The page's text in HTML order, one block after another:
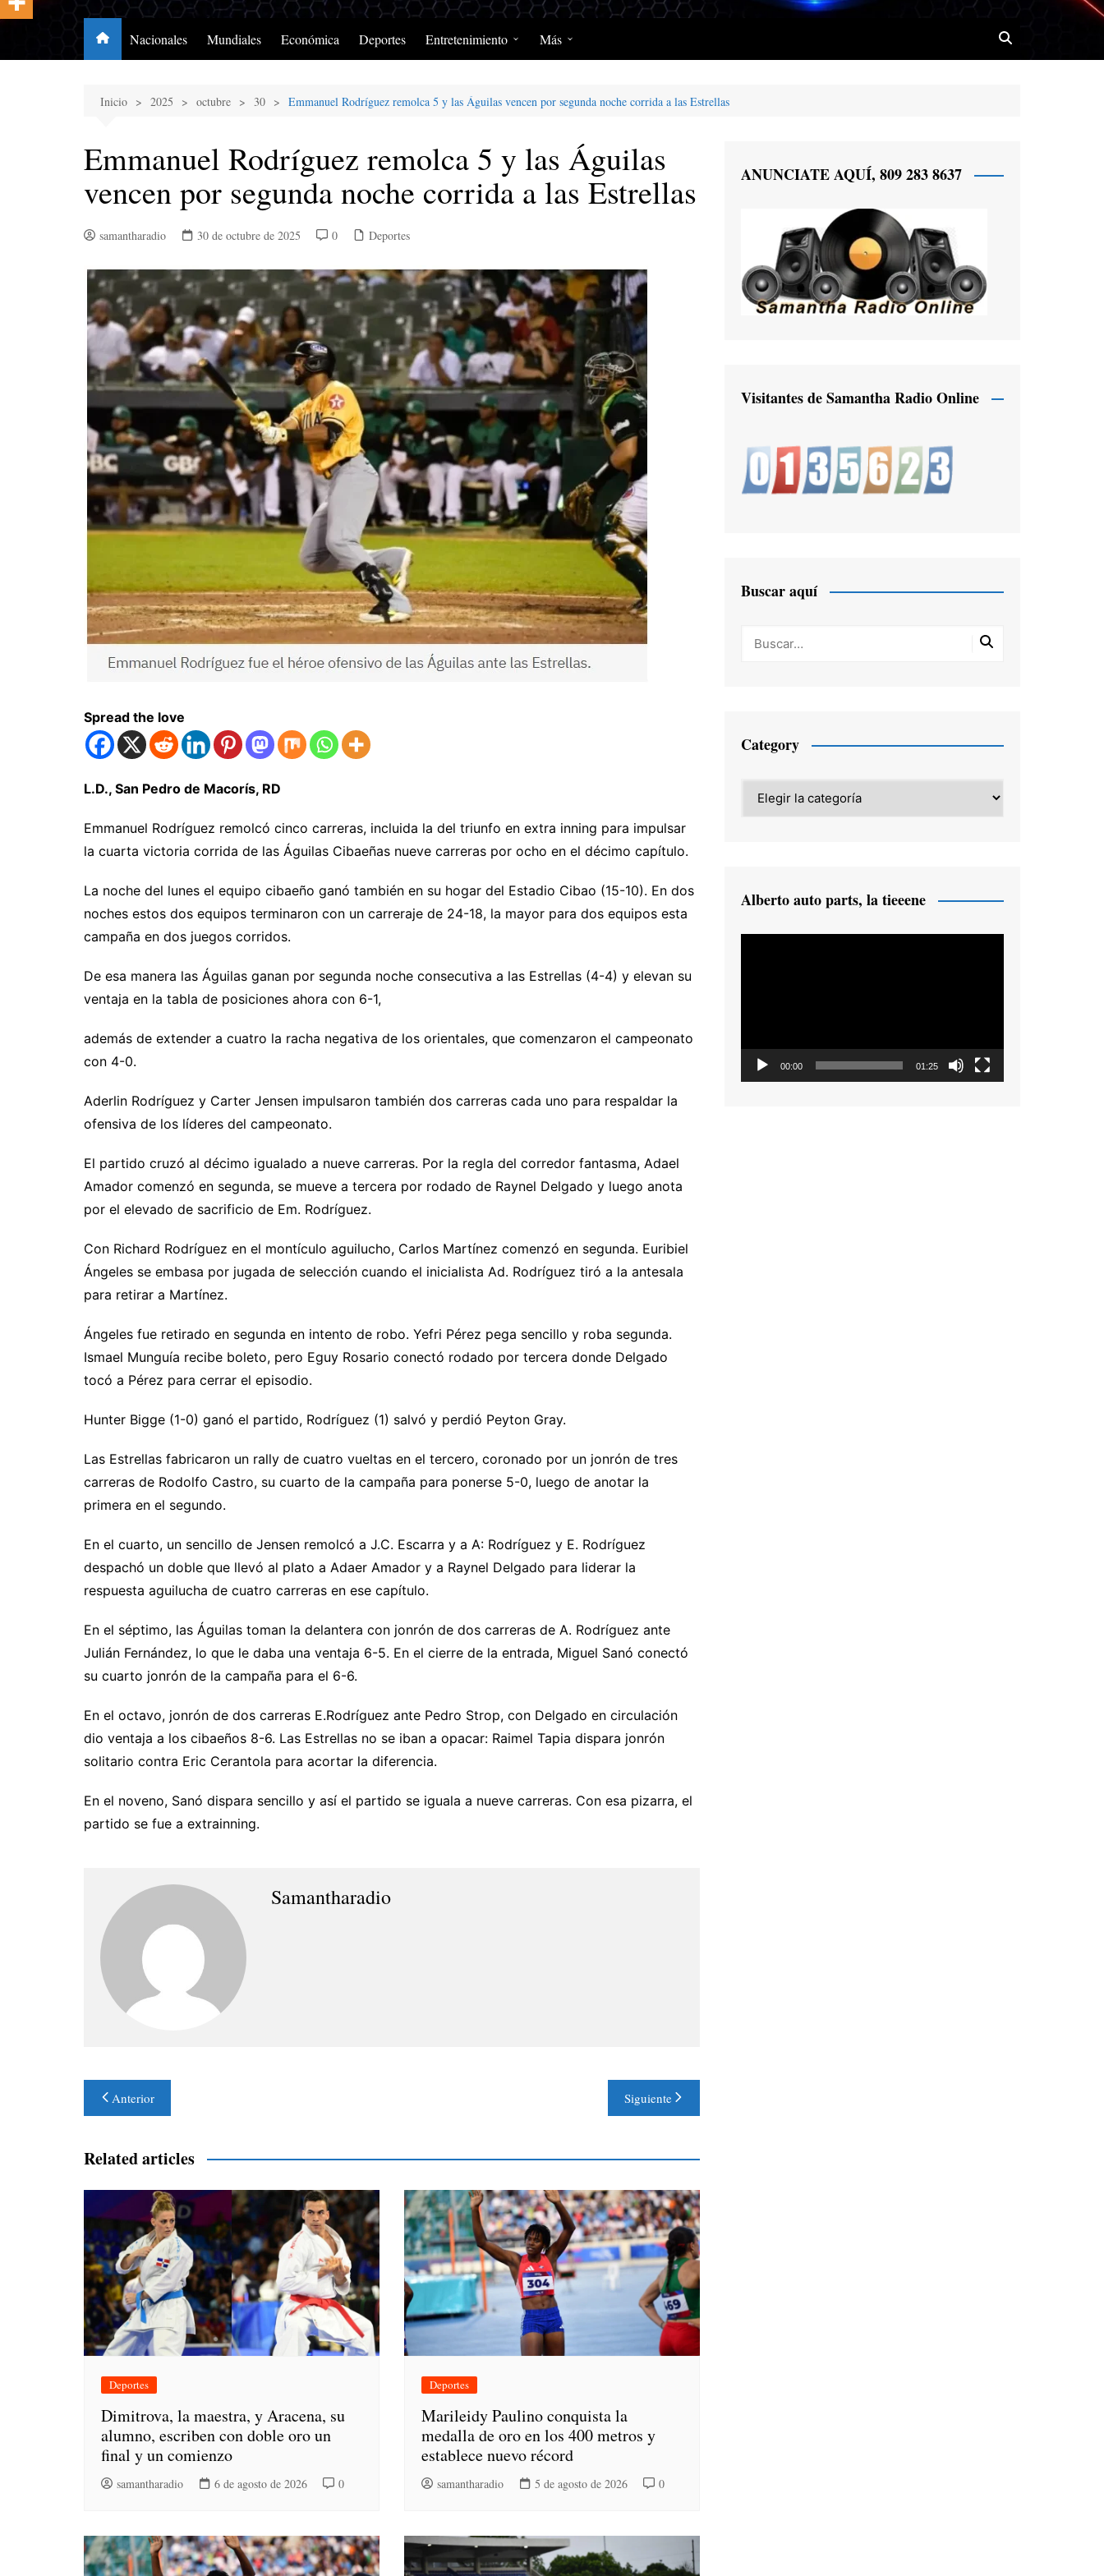
Nacionales Mundiales Económica Deportes Entretenimiento
MerengClásicos
Podcast y Programas de Radio
Más
Inicio 2025 octubre 30 Emmanuel Rodríguez remolca 5 y las Águilas vencen por segunda noche corrida a las Estrellas
Emmanuel Rodríguez remolca 5 y las Águilas
vencen por segunda noche corrida a las Estrellas
samantharadio 30 de octubre de 2025 0 Deportes
Spread the love
L.D., San Pedro de Macorís, RD
Emmanuel Rodríguez remolcó cinco carreras, incluida la del triunfo en extra inning para impulsar
la cuarta victoria corrida de las Águilas Cibaeñas nueve carreras por ocho en el décimo capítulo.
La noche del lunes el equipo cibaeño ganó también en su hogar del Estadio Cibao (15-10). En dos
noches estos dos equipos terminaron con un carreraje de 24-18, la mayor para dos equipos esta
campaña en dos juegos corridos.
De esa manera las Águilas ganan por segunda noche consecutiva a las Estrellas (4-4) y elevan su
ventaja en la tabla de posiciones ahora con 6-1,
además de extender a cuatro la racha negativa de los orientales, que comenzaron el campeonato
con 4-0.
Aderlin Rodríguez y Carter Jensen impulsaron también dos carreras cada uno para respaldar la
ofensiva de los líderes del campeonato.
El partido cruzó al décimo igualado a nueve carreras. Por la regla del corredor fantasma, Adael
Amador comenzó en segunda, se mueve a tercera por rodado de Raynel Delgado y luego anota
por el elevado de sacrificio de Em. Rodríguez.
Con Richard Rodríguez en el montículo aguilucho, Carlos Martínez comenzó en segunda. Euribiel
Ángeles se embasa por jugada de selección cuando el inicialista Ad. Rodríguez tiró a la antesala
para retirar a Martínez.
Ángeles fue retirado en segunda en intento de robo. Yefri Pérez pega sencillo y roba segunda.
Ismael Munguía recibe boleto, pero Eguy Rosario conectó rodado por tercera donde Delgado
tocó a Pérez para cerrar el episodio.
Hunter Bigge (1-0) ganó el partido, Rodríguez (1) salvó y perdió Peyton Gray.
Las Estrellas fabricaron un rally de cuatro vueltas en el tercero, coronado por un jonrón de tres
carreras de Rodolfo Castro, su cuarto de la campaña para ponerse 5-0, luego de anotar la
primera en el segundo.
En el cuarto, un sencillo de Jensen remolcó a J.C. Escarra y a A: Rodríguez y E. Rodríguez
despachó un doble que llevó al plato a Adaer Amador y a Raynel Delgado para liderar la
respuesta aguilucha de cuatro carreras en ese capítulo.
En el séptimo, las Águilas toman la delantera con jonrón de dos carreras de A. Rodríguez ante
Julián Fernández, lo que le daba una ventaja 6-5. En el cierre de la entrada, Miguel Sanó conectó
su cuarto jonrón de la campaña para el 6-6.
En el octavo, jonrón de dos carreras E.Rodríguez ante Pedro Strop, con Delgado en circulación
dio ventaja a los cibaeños 8-6. Las Estrellas no se iban a opacar: Raimel Tapia dispara jonrón
solitario contra Eric Cerantola para acortar la diferencia.
En el noveno, Sanó dispara sencillo y así el partido se iguala a nueve carreras. Con esa pizarra, el
partido se fue a extrainning.
Samantharadio
Navegación
de
entradas
Anterior Siguiente
Related articles
Deportes
Dimitrova, la maestra, y Aracena, su
alumno, escriben con doble oro un
final y un comienzo
samantharadio 6 de agosto de 2026 0
Deportes
Marileidy Paulino conquista la
medalla de oro en los 400 metros y
establece nuevo récord
samantharadio 5 de agosto de 2026 0
ANUNCIATE AQUÍ, 809 283 8637
Visitantes de Samantha Radio Online
Buscar aquí
Category
Alberto auto parts, la tieeene
00:00 01:25